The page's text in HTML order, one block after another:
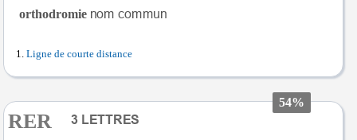
orthodromie
Ligne de courte distance
54%
RER